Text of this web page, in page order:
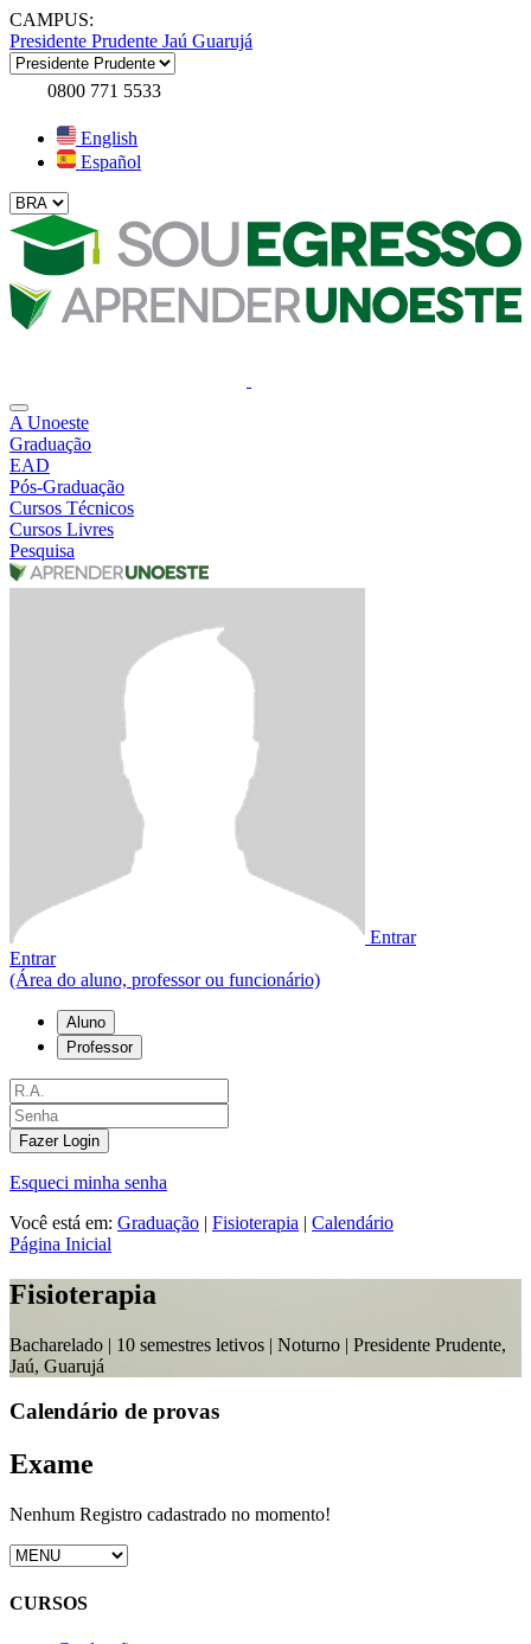
CAMPUS:
Presidente Prudente Jaú Guarujá
0800 771 5533
English
Español
A Unoeste
Graduação
EAD
Pós-Graduação
Cursos Técnicos
Cursos Livres
Pesquisa
Entrar
Entrar
(Área do aluno, professor ou funcionário)
Aluno
Professor
Fazer Login
Esqueci minha senha
Você está em: Graduação | Fisioterapia | Calendário
Página Inicial
Fisioterapia
Bacharelado | 10 semestres letivos | Noturno | Presidente Prudente,
Jaú, Guarujá
Calendário de provas
Exame
Nenhum Registro cadastrado no momento!
CURSOS